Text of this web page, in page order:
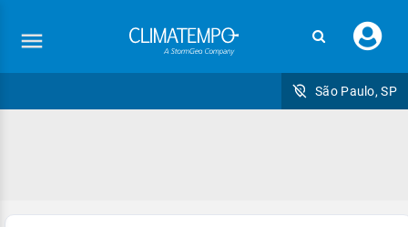
seu
São Paulo, SP